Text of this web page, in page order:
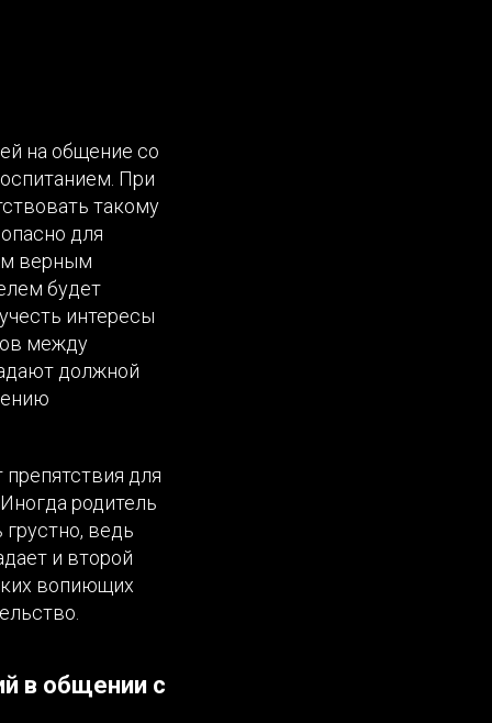
на общение со
При
такому
для
верным
будет
интересы
между
должной
для
родитель
ведь
и второй
вопиющих
в общении с